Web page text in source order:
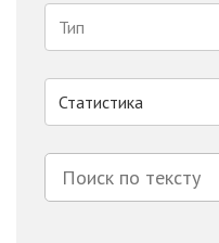
Тип
Статистика